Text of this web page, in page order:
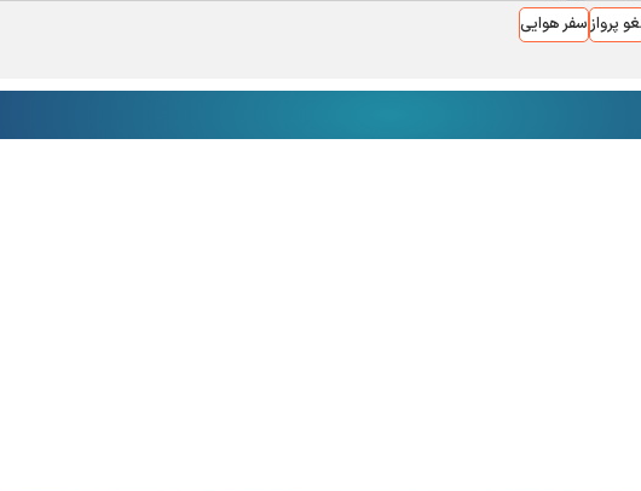
پروازسفر هوایی